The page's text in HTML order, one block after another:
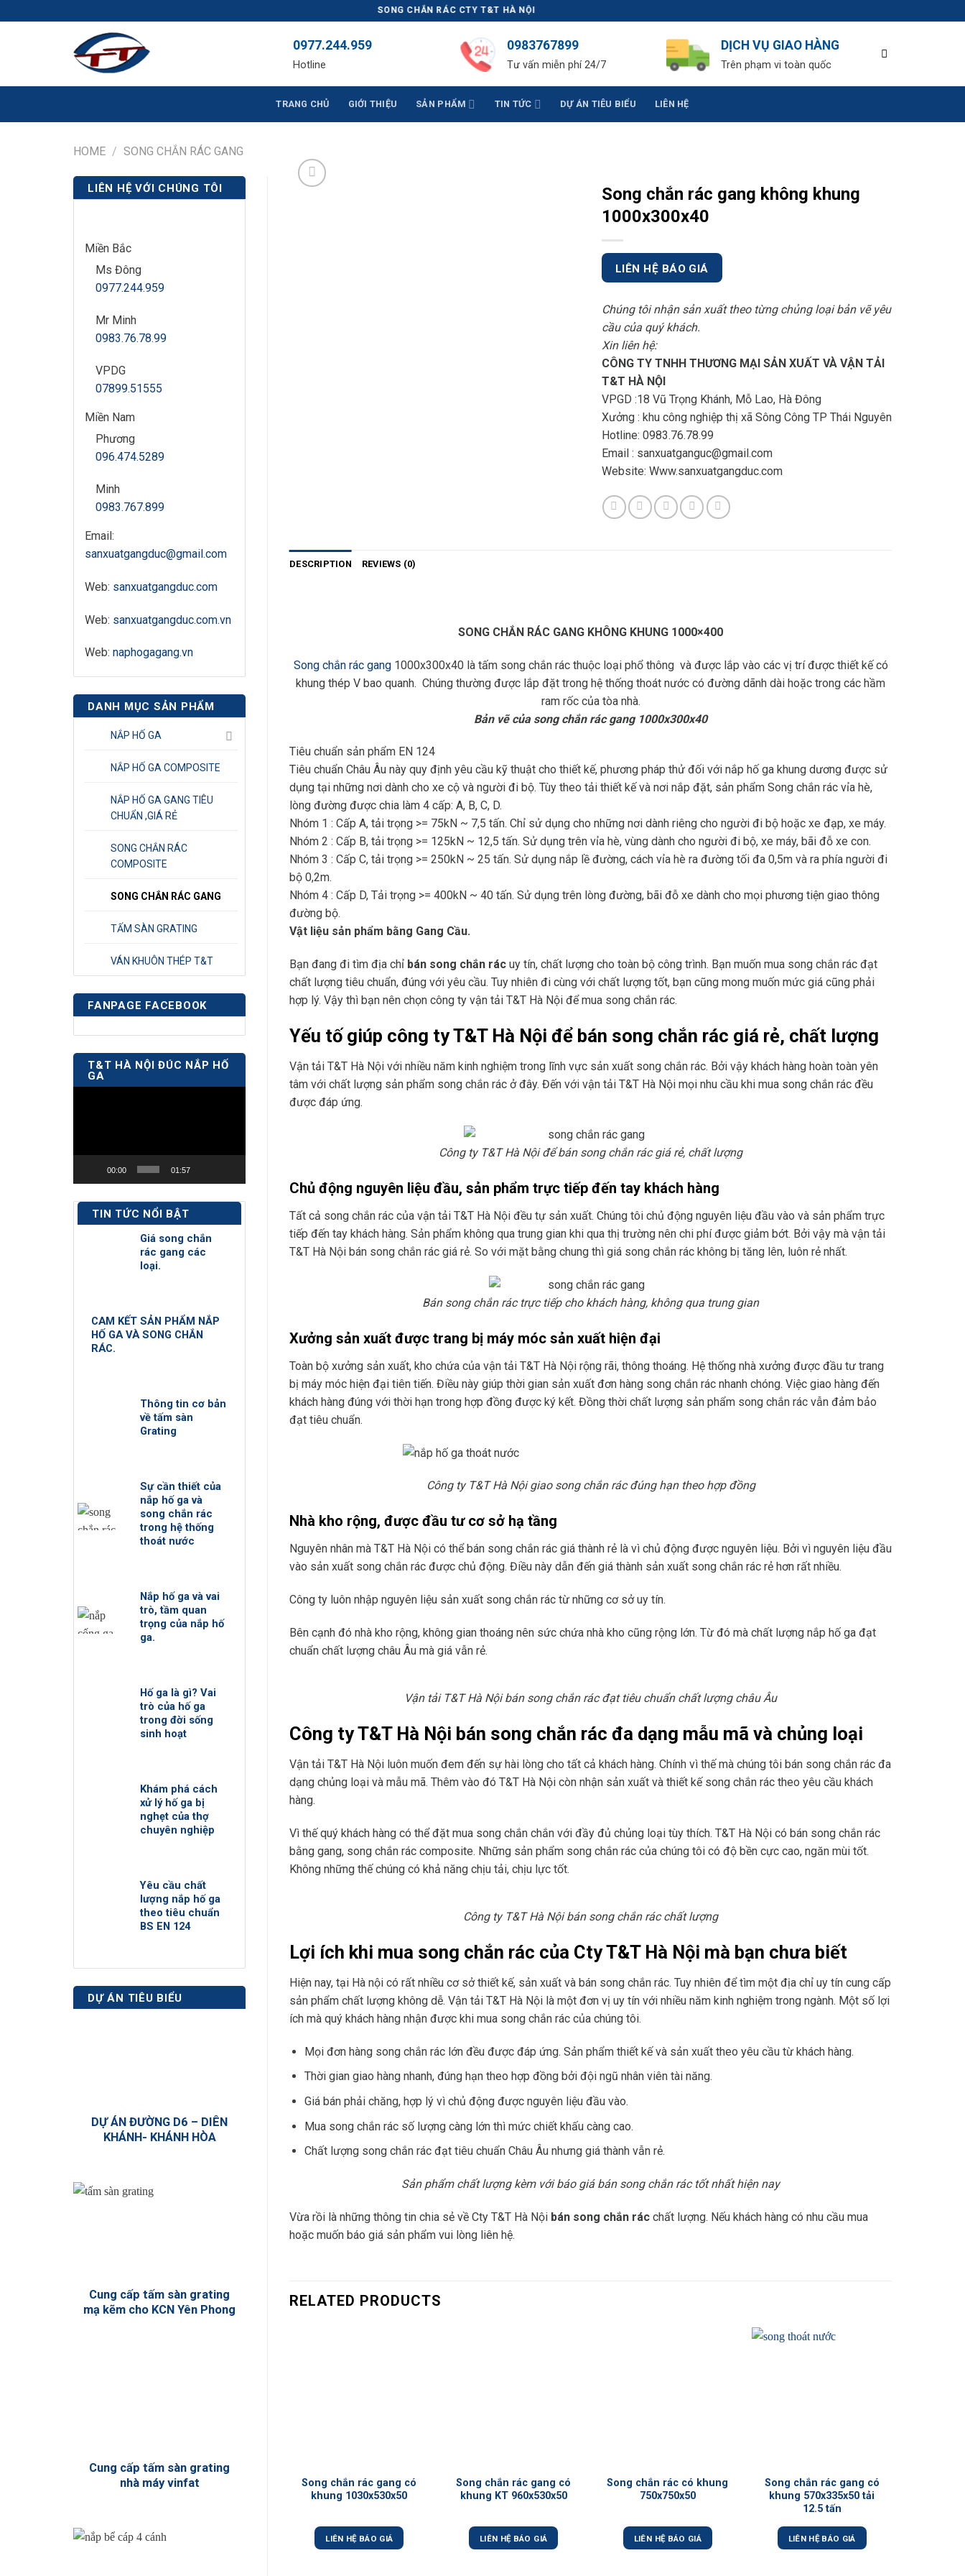
NẮP HỐ GA, SONG CHẮN RÁC CTY T&T HÀ NỘI
0977.244.959
Hotline
0983767899
Tư vấn miễn phí 24/7
DỊCH VỤ GIAO HÀNG
Trên phạm vi toàn quốc
TRANG CHỦ GIỚI THIỆU SẢN PHẨM TIN TỨC DỰ ÁN TIÊU BIỂU LIÊN HỆ
HOME / SONG CHẮN RÁC GANG
LIÊN HỆ VỚI CHÚNG TÔI
Miền Bắc
Ms Đông
0977.244.959
Mr Minh
0983.76.78.99
VPDG
07899.51555
Miền Nam
Phương
096.474.5289
Minh
0983.767.899
Email:
sanxuatgangduc@gmail.com
Web: sanxuatgangduc.com
Web: sanxuatgangduc.com.vn
Web: naphogagang.vn
DANH MỤC SẢN PHẨM
NẮP HỐ GA
NẮP HỐ GA COMPOSITE
NẮP HỐ GA GANG TIÊU
CHUẨN ,GIÁ RẺ
SONG CHẮN RÁC
COMPOSITE
SONG CHẮN RÁC GANG
TẤM SÀN GRATING
VÁN KHUÔN THÉP T&T
FANPAGE FACEBOOK
T&T HÀ NỘI ĐÚC NẮP HỐ
GA
00:00 01:57
TIN TỨC NỔI BẬT
Giá song chắn
rác gang các
loại.
CAM KẾT SẢN PHẨM NẮP
HỐ GA VÀ SONG CHẮN
RÁC.
Thông tin cơ bản
về tấm sàn
Grating
Sự cần thiết của
nắp hố ga và
song chắn rác
trong hệ thống
thoát nước
Nắp hố ga và vai
trò, tầm quan
trọng của nắp hố
ga.
Hố ga là gì? Vai
trò của hố ga
trong đời sống
sinh hoạt
Khám phá cách
xử lý hố ga bị
nghẹt của thợ
chuyên nghiệp
Yêu cầu chất
lượng nắp hố ga
theo tiêu chuẩn
BS EN 124
DỰ ÁN TIÊU BIỂU
DỰ ÁN ĐƯỜNG D6 – DIÊN
KHÁNH- KHÁNH HÒA
Cung cấp tấm sàn grating
mạ kẽm cho KCN Yên Phong
Cung cấp tấm sàn grating
nhà máy vinfat
Song chắn rác gang không khung
1000x300x40
LIÊN HỆ BÁO GIÁ
Chúng tôi nhận sản xuất theo từng chủng loại bản vẽ yêu
cầu của quý khách.
Xin liên hệ:
CÔNG TY TNHH THƯƠNG MẠI SẢN XUẤT VÀ VẬN TẢI
T&T HÀ NỘI
VPGD :18 Vũ Trọng Khánh, Mỗ Lao, Hà Đông
Xưởng : khu công nghiệp thị xã Sông Công TP Thái Nguyên
Hotline: 0983.76.78.99
Email : sanxuatganguc@gmail.com
Website: Www.sanxuatgangduc.com
DESCRIPTION REVIEWS (0)
SONG CHẮN RÁC GANG KHÔNG KHUNG 1000×400
Song chắn rác gang1000x300x40 là tấm song chắn rác thuộc loại phổ thông và được lắp vào các vị trí được thiết kế có
khung thép V bao quanh. Chúng thường được lắp đặt trong hệ thống thoát nước có đường dãnh dài hoặc trong các hầm
ram rốc của tòa nhà.
Bản vẽ của song chắn rác gang 1000x300x40
Tiêu chuẩn sản phẩm EN 124
Tiêu chuẩn Châu Âu này quy định yêu cầu kỹ thuật cho thiết kế, phương pháp thử đối với nắp hố ga khung dương được sử
dụng tại những nơi dành cho xe cộ và người đi bộ. Tùy theo tải thiết kế và nơi nắp đặt, sản phẩm Song chắn rác vỉa hè,
lòng đường được chia làm 4 cấp: A, B, C, D.
Nhóm 1 : Cấp A, tải trọng >= 75kN ~ 7,5 tấn. Chỉ sử dụng cho những nơi dành riêng cho người đi bộ hoặc xe đạp, xe máy.
Nhóm 2 : Cấp B, tải trọng >= 125kN ~ 12,5 tấn. Sử dụng trên vỉa hè, vùng dành cho người đi bộ, xe máy, bãi đỗ xe con.
Nhóm 3 : Cấp C, tải trọng >= 250kN ~ 25 tấn. Sử dụng nắp lề đường, cách vỉa hè ra đường tối đa 0,5m và ra phía người đi
bộ 0,2m.
Nhóm 4 : Cấp D, Tải trọng >= 400kN ~ 40 tấn. Sử dụng trên lòng đường, bãi đỗ xe dành cho mọi phương tiện giao thông
đường bộ.
Vật liệu sản phẩm bằng Gang Cầu.
Bạn đang đi tìm địa chỉ bán song chắn rác uy tín, chất lượng cho toàn bộ công trình. Bạn muốn mua song chắn rác đạt
chất lượng tiêu chuẩn, đúng với yêu cầu. Tuy nhiên đi cùng với chất lượng tốt, bạn cũng mong muốn mức giá cũng phải
hợp lý. Vậy thì bạn nên chọn công ty vận tải T&T Hà Nội để mua song chắn rác.
Yếu tố giúp công ty T&T Hà Nội để bán song chắn rác giá rẻ, chất lượng
Vận tải T&T Hà Nội với nhiều năm kinh nghiệm trong lĩnh vực sản xuất song chắn rác. Bởi vậy khách hàng hoàn toàn yên
tâm với chất lượng sản phẩm song chắn rác ở đây. Đến với vận tải T&T Hà Nội mọi nhu cầu khi mua song chắn rác đều
được đáp ứng.
Công ty T&T Hà Nội để bán song chắn rác giá rẻ, chất lượng
Chủ động nguyên liệu đầu, sản phẩm trực tiếp đến tay khách hàng
Tất cả song chắn rác của vận tải T&T Hà Nội đều tự sản xuất. Chúng tôi chủ động nguyên liệu đầu vào và sản phẩm trực
tiếp đến tay khách hàng. Sản phẩm không qua trung gian khi qua thị trường nên chi phí được giảm bớt. Bởi vậy mà vận tải
T&T Hà Nội bán song chắn rác giá rẻ. So với mặt bằng chung thì giá song chắn rác không bị tăng lên, luôn rẻ nhất.
Bán song chắn rác trực tiếp cho khách hàng, không qua trung gian
Xưởng sản xuất được trang bị máy móc sản xuất hiện đại
Toàn bộ xưởng sản xuất, kho chứa của vận tải T&T Hà Nội rộng rãi, thông thoáng. Hệ thống nhà xưởng được đầu tư trang
bị máy móc hiện đại tiên tiến. Điều này giúp thời gian sản xuất đơn hàng song chắn rác nhanh chóng. Việc giao hàng đến
khách hàng đúng với thời hạn trong hợp đồng được ký kết. Đồng thời chất lượng sản phẩm song chắn rác vẫn đảm bảo
đạt tiêu chuẩn.
Công ty T&T Hà Nội giao song chắn rác đúng hạn theo hợp đồng
Nhà kho rộng, được đầu tư cơ sở hạ tầng
Nguyên nhân mà T&T Hà Nội có thể bán song chắn rác giá thành rẻ là vì chủ động được nguyên liệu. Bởi vì nguyên liệu đầu
vào sản xuất song chắn rác được chủ động. Điều này dẫn đến giá thành sản xuất song chắn rác rẻ hơn rất nhiều.
Công ty luôn nhập nguyên liệu sản xuất song chắn rác từ những cơ sở uy tín.
Bên cạnh đó nhà kho rộng, không gian thoáng nên sức chứa nhà kho cũng rộng lớn. Từ đó mà chất lượng nắp hố ga đạt
chuẩn chất lượng châu Âu mà giá vẫn rẻ.
Vận tải T&T Hà Nội bán song chắn rác đạt tiêu chuẩn chất lượng châu Âu
Công ty T&T Hà Nội bán song chắn rác đa dạng mẫu mã và chủng loại
Vận tải T&T Hà Nội luôn muốn đem đến sự hài lòng cho tất cả khách hàng. Chính vì thế mà chúng tôi bán song chắn rác đa
dạng chủng loại và mẫu mã. Thêm vào đó T&T Hà Nội còn nhận sản xuất và thiết kế song chắn rác theo yêu cầu khách
hàng.
Vì thế quý khách hàng có thể đặt mua song chắn chắn với đầy đủ chủng loại tùy thích. T&T Hà Nội có bán song chắn rác
bằng gang, song chắn rác composite. Những sản phẩm song chắn rác của chúng tôi có độ bền cực cao, ngăn mùi tốt.
Không những thế chúng có khả năng chịu tải, chịu lực tốt.
Công ty T&T Hà Nội bán song chắn rác chất lượng
Lợi ích khi mua song chắn rác của Cty T&T Hà Nội mà bạn chưa biết
Hiện nay, tại Hà nội có rất nhiều cơ sở thiết kế, sản xuất và bán song chắn rác. Tuy nhiên để tìm một địa chỉ uy tín cung cấp
sản phẩm chất lượng không dễ. Vận tải T&T Hà Nội là một đơn vị uy tín với nhiều năm kinh nghiệm trong ngành. Một số lợi
ích mà quý khách hàng nhận được khi mua song chắn rác của chúng tôi.
Mọi đơn hàng song chắn rác lớn đều được đáp ứng. Sản phẩm thiết kế và sản xuất theo yêu cầu từ khách hàng.
Thời gian giao hàng nhanh, đúng hạn theo hợp đồng bởi đội ngũ nhân viên tài năng.
Giá bán phải chăng, hợp lý vì chủ động được nguyên liệu đầu vào.
Mua song chắn rác số lượng càng lớn thì mức chiết khấu càng cao.
Chất lượng song chắn rác đạt tiêu chuẩn Châu Âu nhưng giá thành vẫn rẻ.
Sản phẩm chất lượng kèm với báo giá bán song chắn rác tốt nhất hiện nay
Vừa rồi là những thông tin chia sẻ về Cty T&T Hà Nội bán song chắn rác chất lượng. Nếu khách hàng có nhu cầu mua
hoặc muốn báo giá sản phẩm vui lòng liên hệ.
RELATED PRODUCTS
Song chắn rác gang có
khung 1030x530x50
LIÊN HỆ BÁO GIÁ
Song chắn rác gang có
khung KT 960x530x50
LIÊN HỆ BÁO GIÁ
Song chắn rác có khung
750x750x50
LIÊN HỆ BÁO GIÁ
Song chắn rác gang có
khung 570x335x50 tải
12.5 tấn
LIÊN HỆ BÁO GIÁ